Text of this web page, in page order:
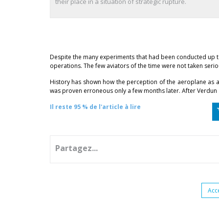
Despite the many experiments that had been conducted
operations. The few aviators of the time were not taken
History has shown how the perception of the aeroplane as
was proven erroneous only a few months later. After
Il reste 95 % de l'article à lire
Partagez...